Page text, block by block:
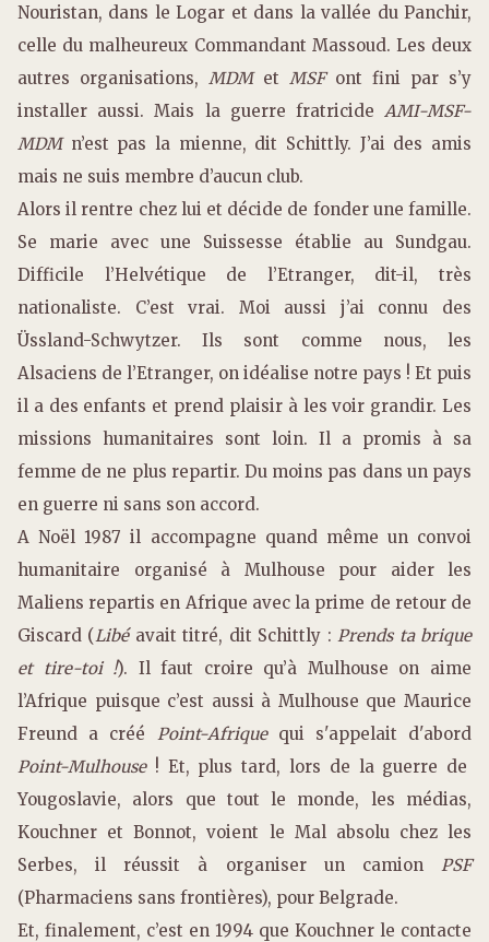
Nouristan, dans le Logar et dans la vallée du Panchir,
celle du malheureux Commandant Massoud. Les deux
autres organisations, MDM et MSFont fini par s’y
installer aussi. Mais la guerre fratricide AMI-MSF-
MDMn’est pas la mienne, dit Schittly. J’ai des amis
mais ne suis membre d’aucun club.
Alors il rentre chez lui et décide de fonder une famille.
Se marie avec une Suissesse établie au Sundgau.
Difficile l’Helvétique de l’Etranger, dit-il, très
nationaliste. C’est vrai. Moi aussi j’ai connu des
Üssland-Schwytzer. Ils sont comme nous, les
Alsaciens de l’Etranger, on idéalise notre pays ! Et puis
il a des enfants et prend plaisir à les voir grandir. Les
missions humanitaires sont loin. Il a promis à sa
femme de ne plus repartir. Du moins pas dans un pays
en guerre ni sans son accord.
A Noël 1987 il accompagne quand même un convoi
humanitaire organisé à Mulhouse pour aider les
Maliens repartis en Afrique avec la prime de retour de
Giscard (Libé avait titré, dit Schittly : Prends ta brique
et tire-toi !). Il faut croire qu’à Mulhouse on aime
l’Afrique puisque c’est aussi à Mulhouse que Maurice
Freund a créé
Point-Afrique qui s'appelait d'abord
Point-Mulhouse! Et, plus tard, lors de la guerre de
Yougoslavie, alors que tout le monde, les médias,
Kouchner et Bonnot, voient le Mal absolu chez les
Serbes, il réussit à organiser un camion
PSF
(Pharmaciens sans frontières), pour Belgrade.
Et, finalement, c’est en 1994 que Kouchner le contacte